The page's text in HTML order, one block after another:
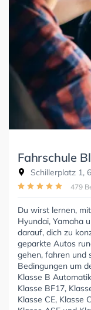
Fahrschule
Schillerplatz 1,
479
Du wirst lernen,
Hyundai, Yamaha
darauf, dich zu
geparkte Autos
gehen, fahren und
Bedingungen um
Klasse B
Klasse BF17,
Klasse CE, Klasse